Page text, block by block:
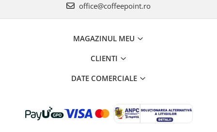
office@coffeepoint.ro
MAGAZINUL MEU
CLIENTI
DATE COMERCIALE